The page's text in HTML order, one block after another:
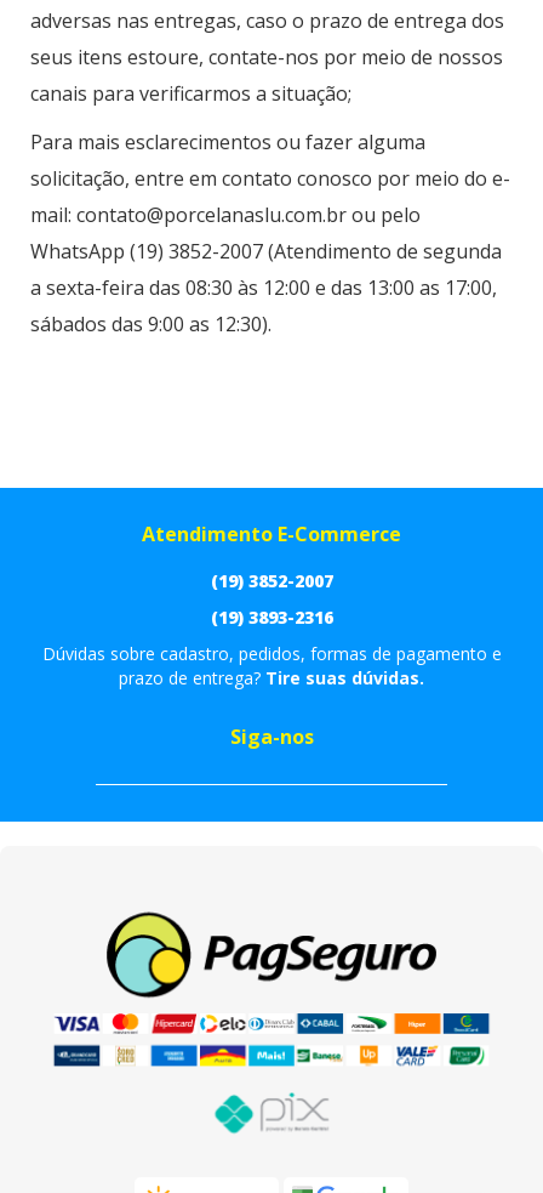
adversas nas entregas, caso o prazo de entrega dos
seus itens estoure, contate-nos por meio de nossos
canais para verificarmos a situação;
Para mais esclarecimentos ou fazer alguma
solicitação, entre em contato conosco por meio do e-
mail: contato@porcelanaslu.com.brou pelo
WhatsApp (19) 3852-2007 (Atendimento de segunda
a sexta-feira das 08:30 às 12:00 e das 13:00 as 17:00,
sábados das 9:00 as 12:30).
Atendimento E-Commerce
(19) 3852-2007
(19) 3893-2316
Dúvidas sobre cadastro, pedidos, formas de pagamento e
prazo de entrega? Tire suas dúvidas.
Siga-nos